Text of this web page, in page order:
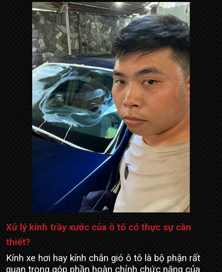
Xử lý kính trầy xước của ô tô có thực sự cần
thiết?
Kính xe hơi hay kính chắn gió ô tô là bộ phận rất
quan trọng góp phần hoàn chỉnh chức năng của